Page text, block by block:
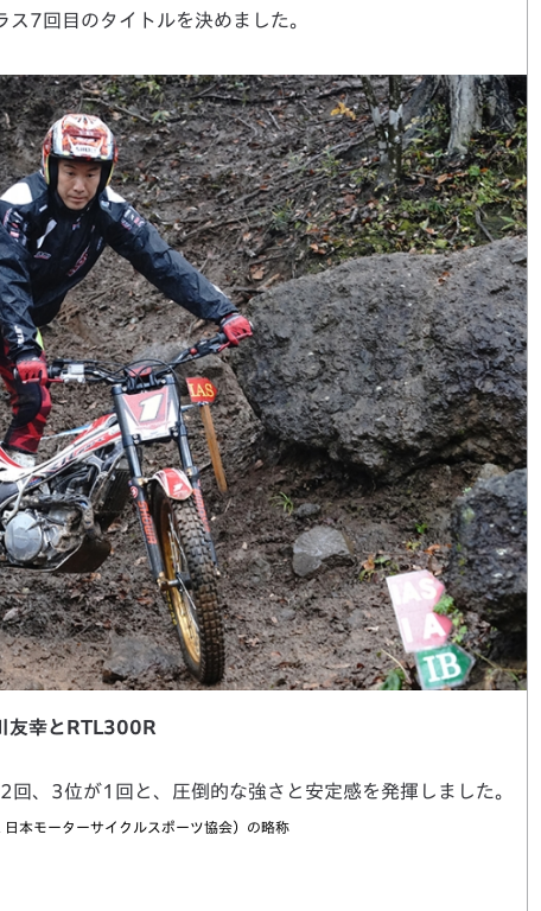
7回目のタイトルを決めました。
友幸とRTL300R
、3位が1回と、圧倒的な強さと安定感を発揮しました。
本モーターサイクルスポーツ協会）の略称